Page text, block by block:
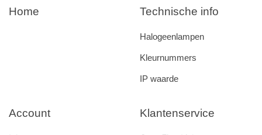
Home
Klantenservice
Account
Technische info
Halogeenlampen
Kleurnummers
IP waarde